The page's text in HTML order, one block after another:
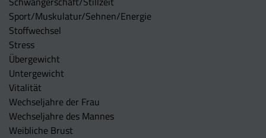
Sport/Muskulatur/Sehnen/Energie
Stoffwechsel
Stress
Übergewicht
Untergewicht
Vitalität
Wechseljahre der Frau
Wechseljahre des Mannes
Weibliche Brust